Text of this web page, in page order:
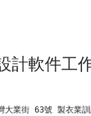
計軟件工
業街 63號 製衣業訓